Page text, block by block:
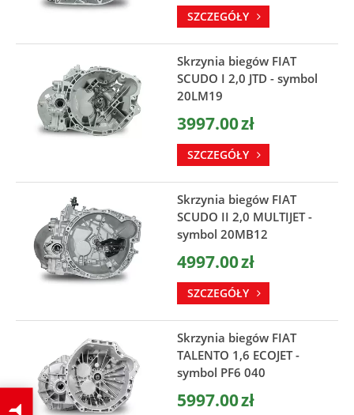
SZCZEGÓŁY
Skrzynia biegów FIAT
SCUDO I 2,0 JTD - symbol
20LM19
3997.00zł
SZCZEGÓŁY
Skrzynia biegów FIAT
SCUDO II 2,0 MULTIJET -
symbol 20MB12
4997.00zł
SZCZEGÓŁY
Skrzynia biegów FIAT
TALENTO 1,6 ECOJET -
symbol PF6 040
5997.00zł